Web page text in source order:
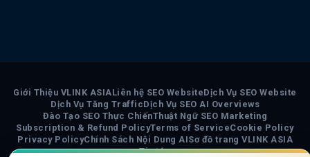
Giới Thiệu VLINK ASIALiên hệ SEO WebsiteDịch Vụ SEO Website
Dịch Vụ Tăng TrafficDịch Vụ SEO AI Overviews
Đào Tạo SEO Thực ChiếnThuật Ngữ SEO Marketing
Subscription & Refund PolicyTerms of ServiceCookie Policy
Privacy PolicyChính Sách Nội Dung AISơ đồ trang VLINK ASIA
Tin tức